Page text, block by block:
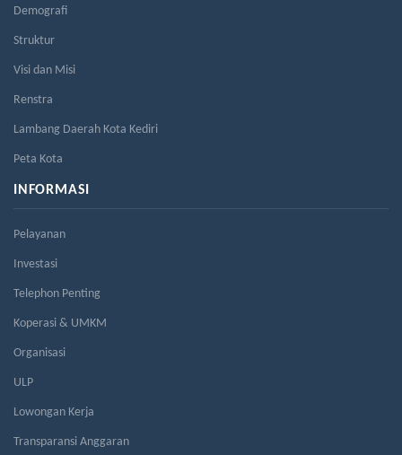
Demografi
Struktur
Visi dan Misi
Renstra
Lambang Daerah Kota Kediri
Peta Kota
INFORMASI
Pelayanan
Investasi
Telephon Penting
Koperasi & UMKM
Organisasi
ULP
Lowongan Kerja
Transparansi Anggaran